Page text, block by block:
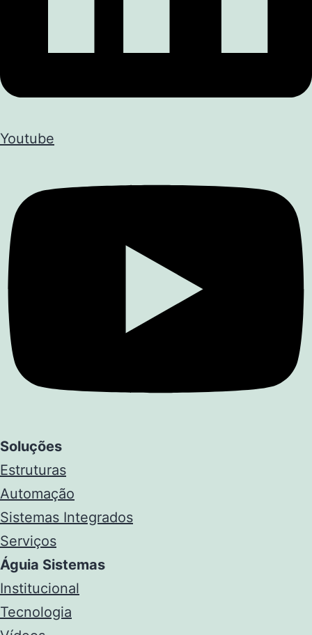
Youtube
Soluções
Estruturas
Automação
Sistemas Integrados
Serviços
Águia Sistemas
Institucional
Tecnologia